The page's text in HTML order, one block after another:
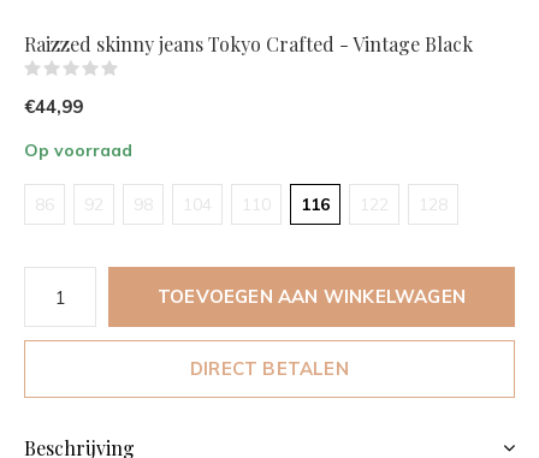
Raizzed skinny jeans Tokyo Crafted - Vintage Black
€44,99
Op voorraad
86 92 98 104 110 116 122 128
TOEVOEGEN AAN WINKELWAGEN
DIRECT BETALEN
Beschrijving